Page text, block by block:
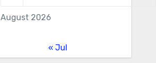
August 2026
« Jul